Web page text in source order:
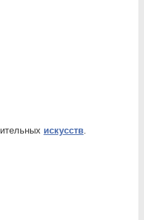
искусств.